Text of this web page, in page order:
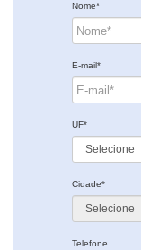
Nome*
E-mail*
UF*
Cidade*
Telefone